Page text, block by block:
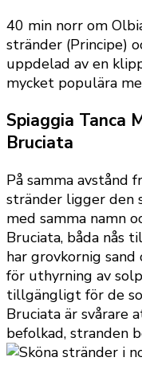
40 min norr om
stränder (Principe)
uppdelad av en
mycket populära
Spiaggia Tanca
Bruciata
På samma avstånd
stränder ligger den
med samma namn
Bruciata, båda nås
har grovkornig
för uthyrning av
tillgängligt för de
Bruciata är svårare
befolkad, stranden